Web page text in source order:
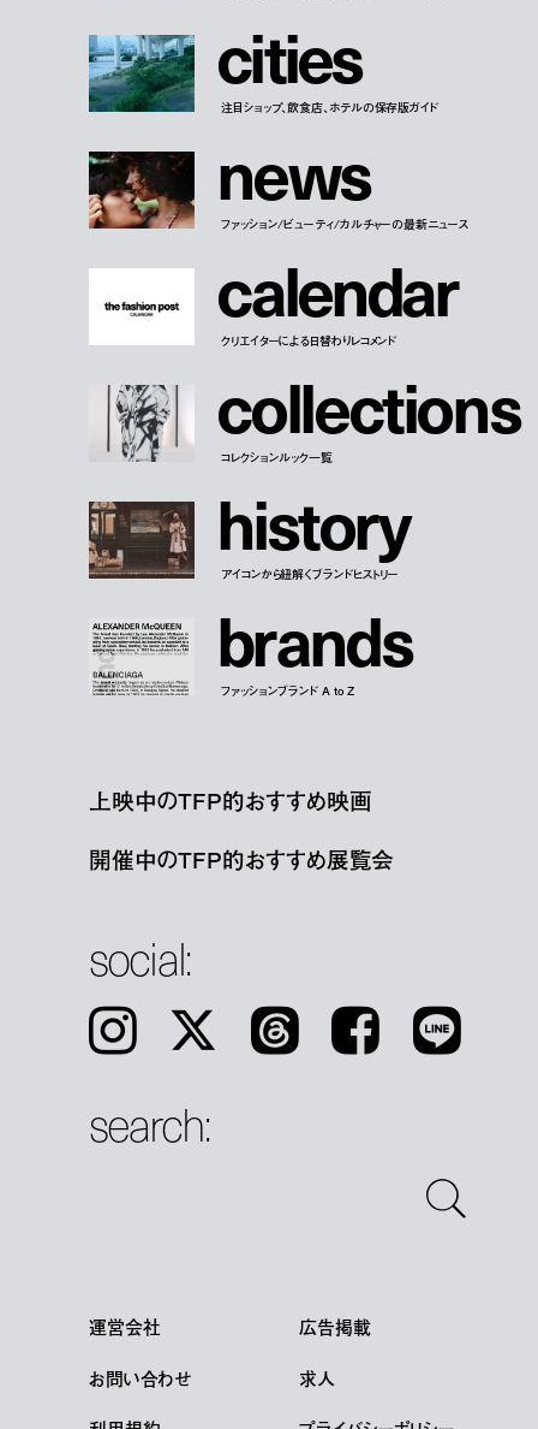
cities
注目ショップ、飲食店、ホテルの保存版ガイド
news
ファッション/ビューティ/カルチャーの最新ニュース
calendar
クリエイターによる日替わりレコメンド
collections
コレクションルック一覧
history
アイコンから紐解くブランドヒストリー
brands
ファッションブランド A to Z
上映中のTFP的おすすめ映画
開催中のTFP的おすすめ展覧会
social:
Instagram 𝕏 Threads Facebook LINE
search:
運営会社
広告掲載
お問い合わせ
求人